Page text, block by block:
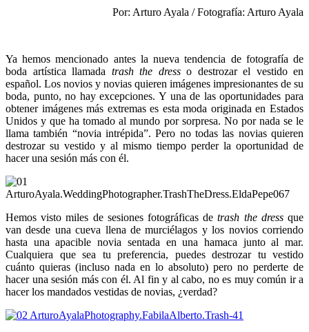
Por: Arturo Ayala / Fotografía: Arturo Ayala
Ya hemos mencionado antes la nueva tendencia de fotografía de
boda artística llamada trash the dresso destrozar el vestido en
español. Los novios y novias quieren imágenes impresionantes de su
boda, punto, no hay excepciones. Y una de las oportunidades para
obtener imágenes más extremas es esta moda originada en Estados
Unidos y que ha tomado al mundo por sorpresa. No por nada se le
llama también “novia intrépida”. Pero no todas las novias quieren
destrozar su vestido y al mismo tiempo perder la oportunidad de
hacer una sesión más con él.
Hemos visto miles de sesiones fotográficas detrash the dressque
van desde una cueva llena de murciélagos y los novios corriendo
hasta una apacible novia sentada en una hamaca junto al mar.
Cualquiera que sea tu preferencia, puedes destrozar tu vestido
cuánto quieras (incluso nada en lo absoluto) pero no perderte de
hacer una sesión más con él. Al fin y al cabo, no es muy común ir a
hacer los mandados vestidas de novias, ¿verdad?